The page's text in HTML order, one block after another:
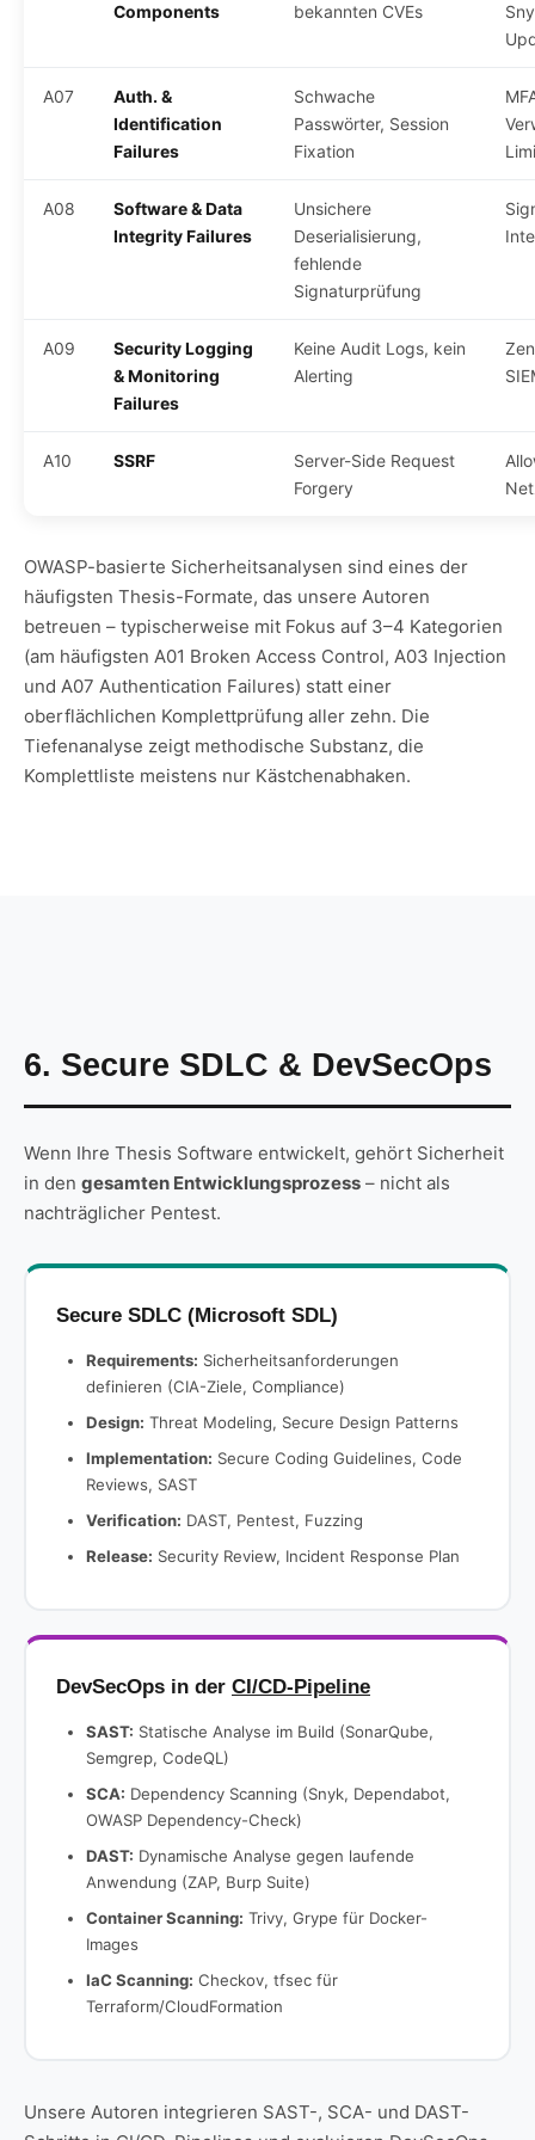
Components bekannten CVEs
A07
Auth. &
Identification
Failures
Schwache
Passwörter, Session
Fixation
A08
Software & Data
Integrity Failures
Unsichere
Deserialisierung,
fehlende
Signaturprüfung
A09
Security Logging
& Monitoring
Failures
Keine Audit Logs, kein
Alerting
A10 SSRF
Server-Side Request
Forgery
OWASP-basierte Sicherheitsanalysen sind eines der
häufigsten Thesis-Formate, das unsere Autoren
betreuen – typischerweise mit Fokus auf 3–4 Kategorien
(am häufigsten A01 Broken Access Control, A03 Injection
und A07 Authentication Failures) statt einer
oberflächlichen Komplettprüfung aller zehn. Die
Tiefenanalyse zeigt methodische Substanz, die
Komplettliste meistens nur Kästchenabhaken.
6. Secure SDLC & DevSecOps
Wenn Ihre Thesis Software entwickelt, gehört Sicherheit
in den gesamten Entwicklungsprozess – nicht als
nachträglicher Pentest.
Secure SDLC (Microsoft SDL)
Requirements: Sicherheitsanforderungen
definieren (CIA-Ziele, Compliance)
Design: Threat Modeling, Secure Design Patterns
Implementation: Secure Coding Guidelines, Code
Reviews, SAST
Verification: DAST, Pentest, Fuzzing
Release: Security Review, Incident Response Plan
DevSecOps in der CI/CD-Pipeline
SAST: Statische Analyse im Build (SonarQube,
Semgrep, CodeQL)
SCA: Dependency Scanning (Snyk, Dependabot,
OWASP Dependency-Check)
DAST: Dynamische Analyse gegen laufende
Anwendung (ZAP, Burp Suite)
Container Scanning: Trivy, Grype für Docker-
Images
IaC Scanning: Checkov, tfsec für
Terraform/CloudFormation
Unsere Autoren integrieren SAST-, SCA- und DAST-